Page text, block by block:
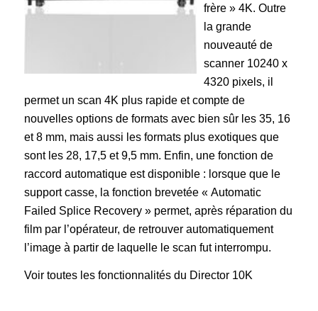
frère » 4K. Outre
la grande
nouveauté de
scanner 10240 x
4320 pixels, il
permet un scan 4K plus rapide et compte de
nouvelles options de formats avec bien sûr les 35, 16
et 8 mm, mais aussi les formats plus exotiques que
sont les 28, 17,5 et 9,5 mm. Enfin, une fonction de
raccord automatique est disponible : lorsque que le
support casse, la fonction brevetée « Automatic
Failed Splice Recovery » permet, après réparation du
film par l’opérateur, de retrouver automatiquement
l’image à partir de laquelle le scan fut interrompu.
Voir toutes les fonctionnalités du Director 10K